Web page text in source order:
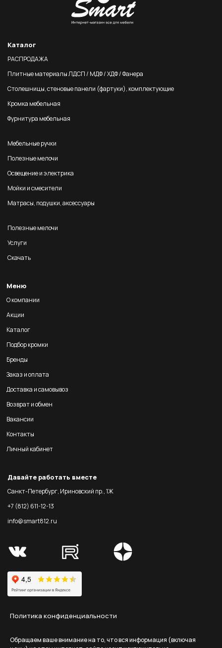
Каталог
РАСПРОДАЖА
Плитные материалы ЛДСП / МДФ / ХДФ / Фанера
Столешницы, стеновые панели (фартуки), комплектующие
Кромка мебельная
Фурнитура мебельная
Мебельные ручки
Полезные мелочи
Освещение и электрика
Мойки и смесители
Матрасы, подушки, аксессуары
Полезные мелочи
Услуги
Скачать
Меню
О компании
Акции
Каталог
Подбор кромки
Бренды
Заказ и оплата
Доставка и самовывоз
Возврат и обмен
Вакансии
Контакты
Личный кабинет
Давайте работать вместе
Санкт-Петербург, Ириновский пр., 1Ж
+7 (812) 611-12-13
info@smart812.ru
Политика конфиденциальности
Обращаем ваше внимание на то, что вся информация (включая